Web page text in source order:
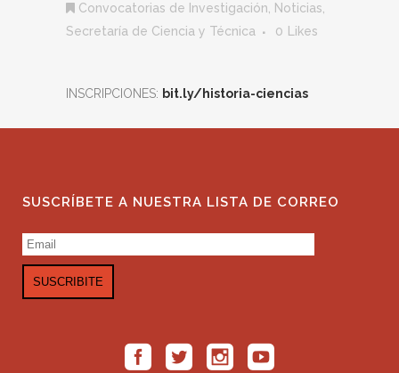
Convocatorias de Investigación, Noticias,
Secretaría de Ciencia y Técnica
0 Likes
INSCRIPCIONES: bit.ly/historia-ciencias
SUSCRÍBETE A NUESTRA LISTA DE CORREO